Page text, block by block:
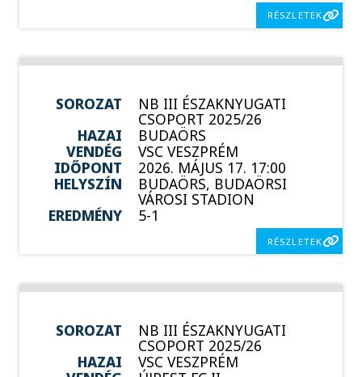
RÉSZLETEK
SOROZAT NB III ÉSZAKNYUGATI
CSOPORT 2025/26
HAZAI
BUDAÖRS
VENDÉG
VSC VESZPRÉM
IDŐPONT
2026. MÁJUS 17. 17:00
HELYSZÍN
BUDAÖRS, BUDAÖRSI
VÁROSI STADION
EREDMÉNY
5-1
RÉSZLETEK
SOROZAT NB III ÉSZAKNYUGATI
CSOPORT 2025/26
HAZAI
VSC VESZPRÉM